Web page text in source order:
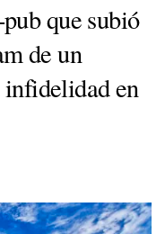
que subió
de un
en